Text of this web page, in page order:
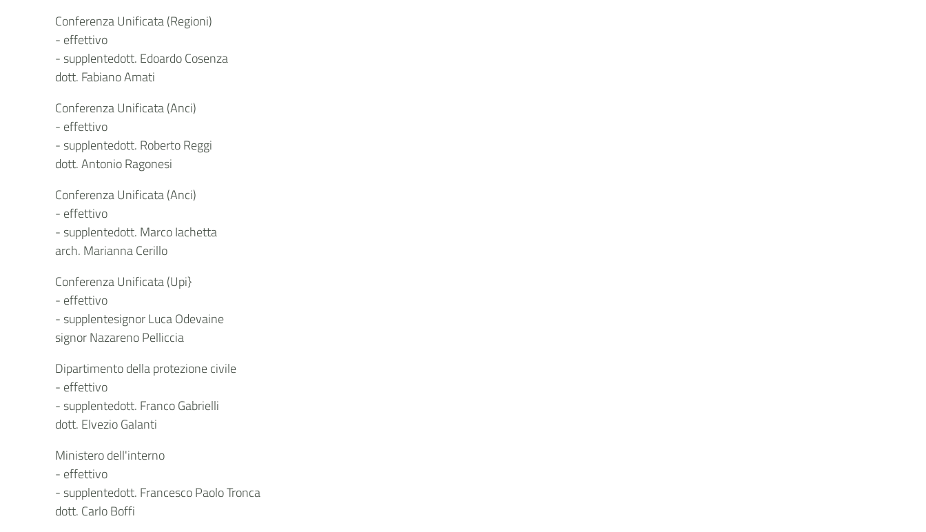
Conferenza Unificata (Regioni)
- effettivo
- supplentedott. Edoardo Cosenza
dott. Fabiano Amati
Conferenza Unificata (Anci)
- effettivo
- supplentedott. Roberto Reggi
dott. Antonio Ragonesi
Conferenza Unificata (Anci)
- effettivo
- supplentedott. Marco Iachetta
arch. Marianna Cerillo
Conferenza Unificata (Upi}
- effettivo
- supplentesignor Luca Odevaine
signor Nazareno Pelliccia
Dipartimento della protezione civile
- effettivo
- supplentedott. Franco Gabrielli
dott. Elvezio Galanti
Ministero dell'interno
- effettivo
- supplentedott. Francesco Paolo Tronca
dott. Carlo Boffi